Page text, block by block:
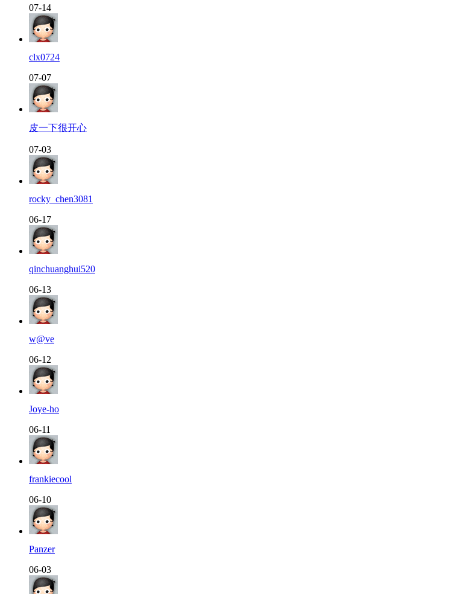
07-14
clx0724
07-07
皮一下很开心
07-03
rocky_chen3081
06-17
qinchuanghui520
06-13
w@ve
06-12
Joye-ho
06-11
frankiecool
06-10
Panzer
06-03